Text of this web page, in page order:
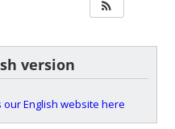
version
our English website here